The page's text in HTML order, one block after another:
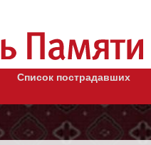
Список пострадавших